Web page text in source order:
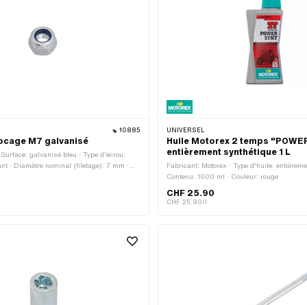
10885
M7 galvanisé
galvanisé bleu · Type d'écrou:
· Diamètre nominal (filetage): 7 mm ·
4.8 mm · Clé de serrage: 11 mm ·
UNIVERSEL
Huile Motorex 2 temps
entièrement synthétique 1 L
Fabricant: Motorex · Type d'huile:
Contenu: 1000 ml · Couleur: rouge
CHF 25.90
CHF 25.90/l